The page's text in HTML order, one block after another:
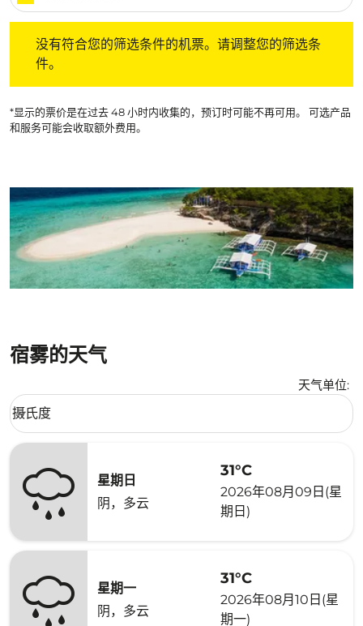
没有符合您的筛选条件的机票。请调整您的筛选条
件。
*显示的票价是在过去 48 小时内收集的，预订时可能不再可用。 可选产品
和服务可能会收取额外费用。
宿雾的天气
天气单位:
Weather unit option 摄氏度 Selected
摄氏度
keyboard_arrow_down
星期日
阴，多云
31°C
2026年08月09日(星
期日)
星期一
阴，多云
31°C
2026年08月10日(星
期一)